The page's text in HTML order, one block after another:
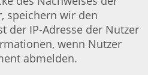
speichern wir den
der IP-Adresse der Nutzer
wenn Nutzer
abmelden.